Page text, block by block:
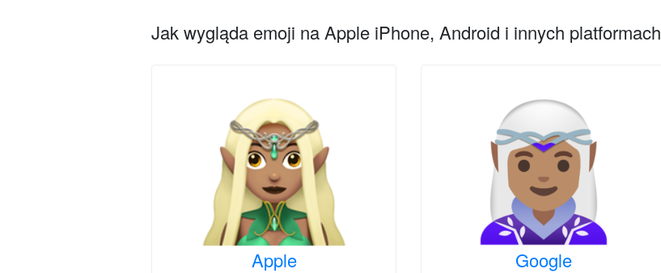
Jak wygląda emoji na Apple iPhone, Android i innych platformach
Apple Google